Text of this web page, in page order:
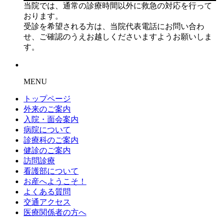
当院では、通常の診療時間以外に救急の対応を行って
おります。
受診を希望される方は、当院代表電話にお問い合わ
せ、ご確認のうえお越しくださいますようお願いしま
す。
MENU
トップページ
外来のご案内
入院・面会案内
病院について
診療科のご案内
健診のご案内
訪問診療
看護部について
お産へようこそ！
よくある質問
交通アクセス
医療関係者の方へ